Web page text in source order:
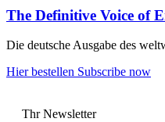
The Definitive Voice of
Die deutsche Ausgabe des
Hier bestellen Subscribe now
Thr Newsletter